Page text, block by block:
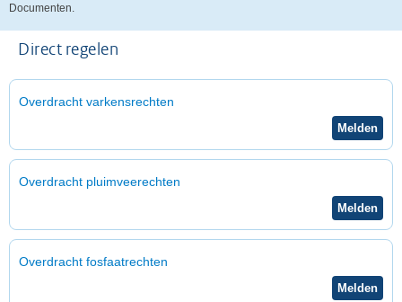
Documenten.
Direct regelen
Overdracht varkensrechten
Overdracht pluimveerechten
Overdracht fosfaatrechten